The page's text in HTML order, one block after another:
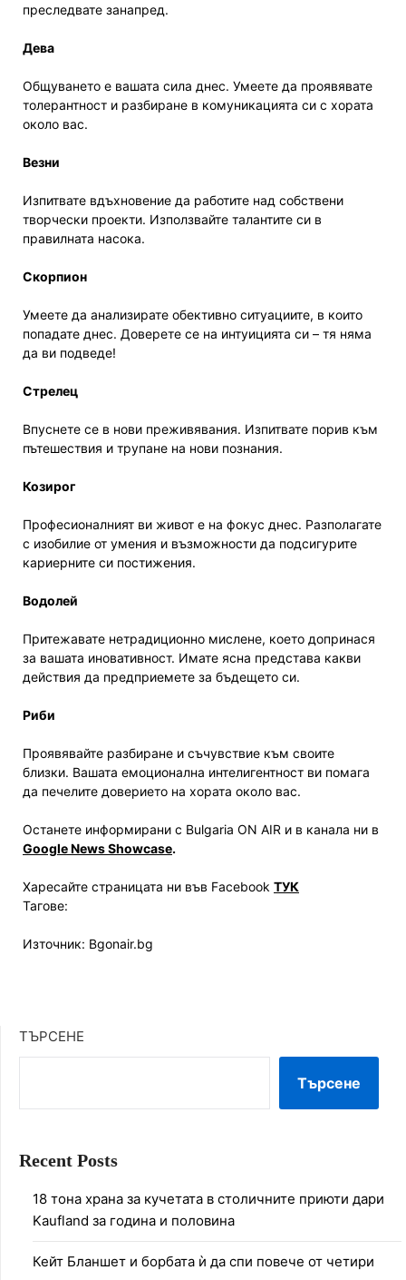
преследвате занапред.
Дева
Общуването е вашата сила днес. Умеете да проявявате
толерантност и разбиране в комуникацията си с хората
около вас.
Везни
Изпитвате вдъхновение да работите над собствени
творчески проекти. Използвайте талантите си в
правилната насока.
Скорпион
Умеете да анализирате обективно ситуациите, в които
попадате днес. Доверете се на интуицията си – тя няма
да ви подведе!
Стрелец
Впуснете се в нови преживявания. Изпитвате порив към
пътешествия и трупане на нови познания.
Козирог
Професионалният ви живот е на фокус днес. Разполагате
с изобилие от умения и възможности да подсигурите
кариерните си постижения.
Водолей
Притежавате нетрадиционно мислене, което допринася
за вашата иновативност. Имате ясна представа какви
действия да предприемете за бъдещето си.
Риби
Проявявайте разбиране и съчувствие към своите
близки. Вашата емоционална интелигентност ви помага
да печелите доверието на хората около вас.
Останете информирани с Bulgaria ON AIR и в канала ни в
Google News Showcase.
Харесайте страницата ни във Facebook ТУК
Тагове:
Източник: Bgonair.bg
ТЪРСЕНЕ
Търсене
Recent Posts
18 тона храна за кучетата в столичните приюти дари
Kaufland за година и половина
Кейт Бланшет и борбата ѝ да спи повече от четири